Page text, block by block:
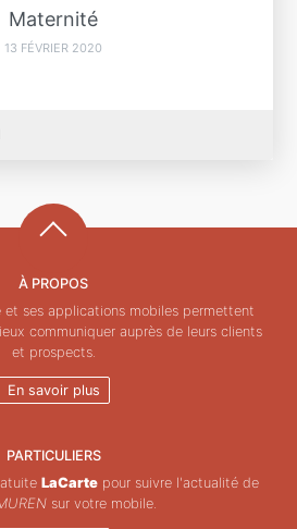
Maternité
13 FÉVRIER 2020
À PROPOS
et ses applications mobiles permettent
communiquer auprès de leurs clients
et prospects.
En savoir plus
PARTICULIERS
LaCartepour suivre l'actualité de
sur votre mobile.